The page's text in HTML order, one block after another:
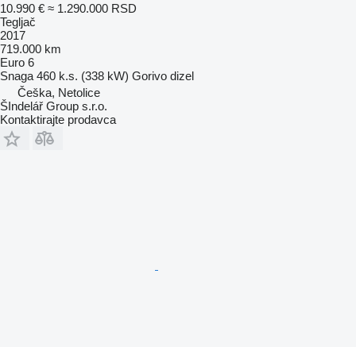
10.990 € ≈ 1.290.000 RSD
Tegljač
2017
719.000 km
Euro 6
Snaga 460 k.s. (338 kW) Gorivo dizel
Češka, Netolice
ŠIndelář Group s.r.o.
Kontaktirajte prodavca